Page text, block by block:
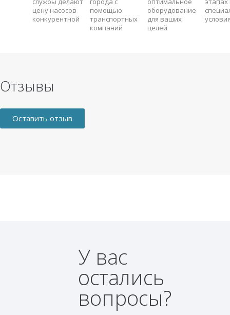
цену насосов
конкурентной
помощью
транспортных
компаний
оборудование
для ваших
целей
Отзывы
Оставить отзыв
У вас
остались
вопросы?